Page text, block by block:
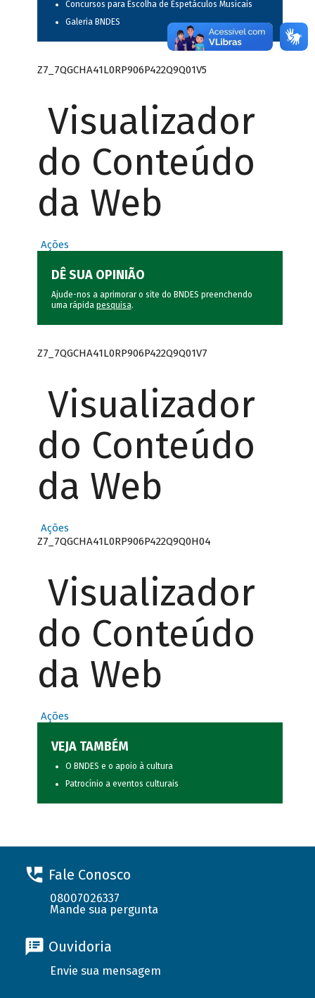
Concursos para Escolha de Espetáculos Musicais
Galeria BNDES
Z7_7QGCHA41L0RP906P422Q9Q01V5
Visualizador
do Conteúdo
da Web
Ações
DÊ SUA OPINIÃO
Ajude-nos a aprimorar o site do BNDES preenchendo
uma rápida pesquisa.
Z7_7QGCHA41L0RP906P422Q9Q01V7
Visualizador
do Conteúdo
da Web
Ações
Z7_7QGCHA41L0RP906P422Q9Q0H04
Visualizador
do Conteúdo
da Web
Ações
VEJA TAMBÉM
O BNDES e o apoio à cultura
Patrocínio a eventos culturais
Fale Conosco
08007026337
Mande sua pergunta
Ouvidoria
Envie sua mensagem